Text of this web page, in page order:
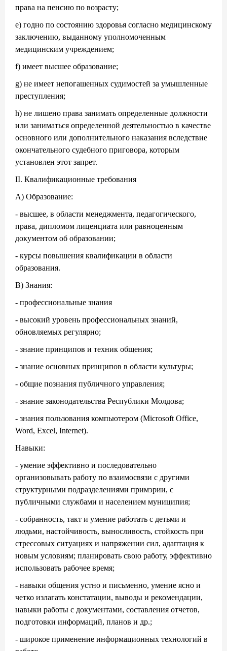
права на пенсию по возрасту;
e) годно по состоянию здоровья согласно медицинскому
заключению, выданному уполномоченным
медицинским учреждением;
f) имеет высшее образование;
g) не имеет непогашенных судимостей за умышленные
преступления;
h) не лишено права занимать определенные должности
или заниматься определенной деятельностью в качестве
основного или дополнительного наказания вследствие
окончательного судебного приговора, которым
установлен этот запрет.
II. Квалификационные требования
А) Образование:
- высшее, в области менеджмента, педагогического,
права, дипломом лиценциата или равноценным
документом об образовании;
- курсы повышения квалификации в области
образования.
В) Знания:
- профессиональные знания
- высокий уровень профессиональных знаний,
обновляемых регулярно;
- знание принципов и техник общения;
- знание основных принципов в области культуры;
- общие познания публичного управления;
- знание законодательства Республики Молдова;
- знания пользования компьютером (Microsoft Office,
Word, Excel, Internet).
Навыки:
- умение эффективно и последовательно
организовывать работу по взаимосвязи с другими
структурными подразделениями примэрии, с
публичными службами и населением муниципия;
- собранность, такт и умение работать с детьми и
людьми, настойчивость, выносливость, стойкость при
стрессовых ситуациях и напряжении сил, адаптация к
новым условиям; планировать свою работу, эффективно
использовать рабочее время;
- навыки общения устно и письменно, умение ясно и
четко излагать констатации, выводы и рекомендации,
навыки работы с документами, составления отчетов,
подготовки информаций, планов и др.;
- широкое применение информационных технологий в